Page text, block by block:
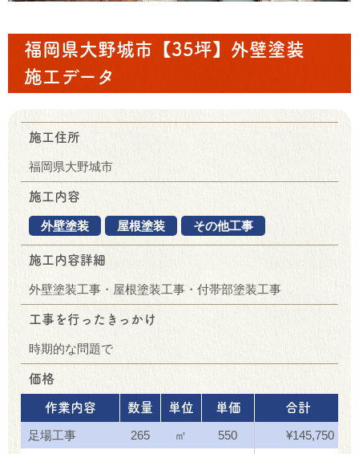
福岡県大野城市【35坪】外壁塗装
施工データ
施工住所
福岡県大野城市
施工内容
外壁塗装 屋根塗装 その他工事
施工内容詳細
外壁塗装工事・屋根塗装工事・付帯部塗装工事
工事を行ったきっかけ
時期的な問題で
価格
作業内容 数量 単位 単価 合計
足場工事 265 ㎡ 550
¥145,750